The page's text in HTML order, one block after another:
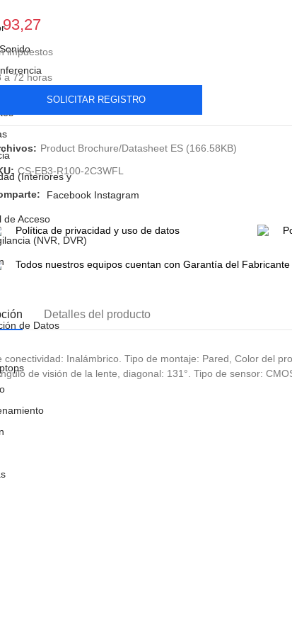
(Interiores y
de Acceso
(NVR, DVR)
de Datos
impuestos
a 72 horas
SOLICITAR REGISTRO
Product Brochure/Datasheet ES (166.58KB)
CS-EB3-R100-2C3WFL
Facebook Instagram
Política de privacidad y uso de datos
Todos nuestros equipos cuentan con Garantía del Fabricante
Detalles del producto
Inalámbrico. Tipo de montaje: Pared, Color del
de visión de la lente, diagonal: 131°. Tipo de sensor: